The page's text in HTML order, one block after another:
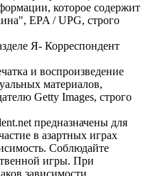
которое содержит
EPA / UPG, строго
Я- Корреспондент
и воспроизведение
материалов,
Getty Images, строго
предназначены для
в азартных играх
Соблюдайте
игры. При
зависимости